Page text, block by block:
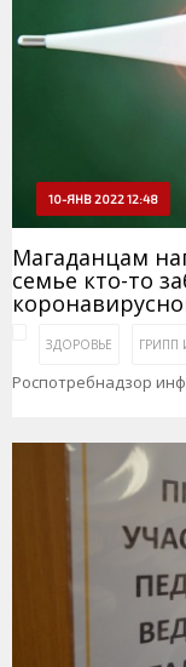
10-ЯНВ 2022 12:48
Магаданцам
семье кто-то
ЗДОРОВЬЕ ГРИПП
Роспотребнадзор